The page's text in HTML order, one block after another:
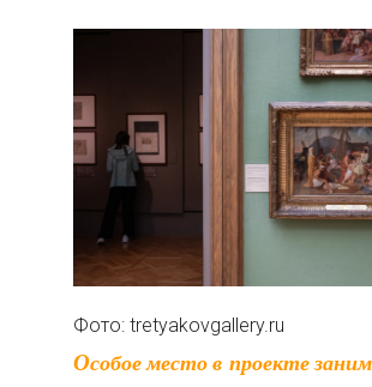
Фото: tretyakovgallery.ru
Особое место в проекте занимает